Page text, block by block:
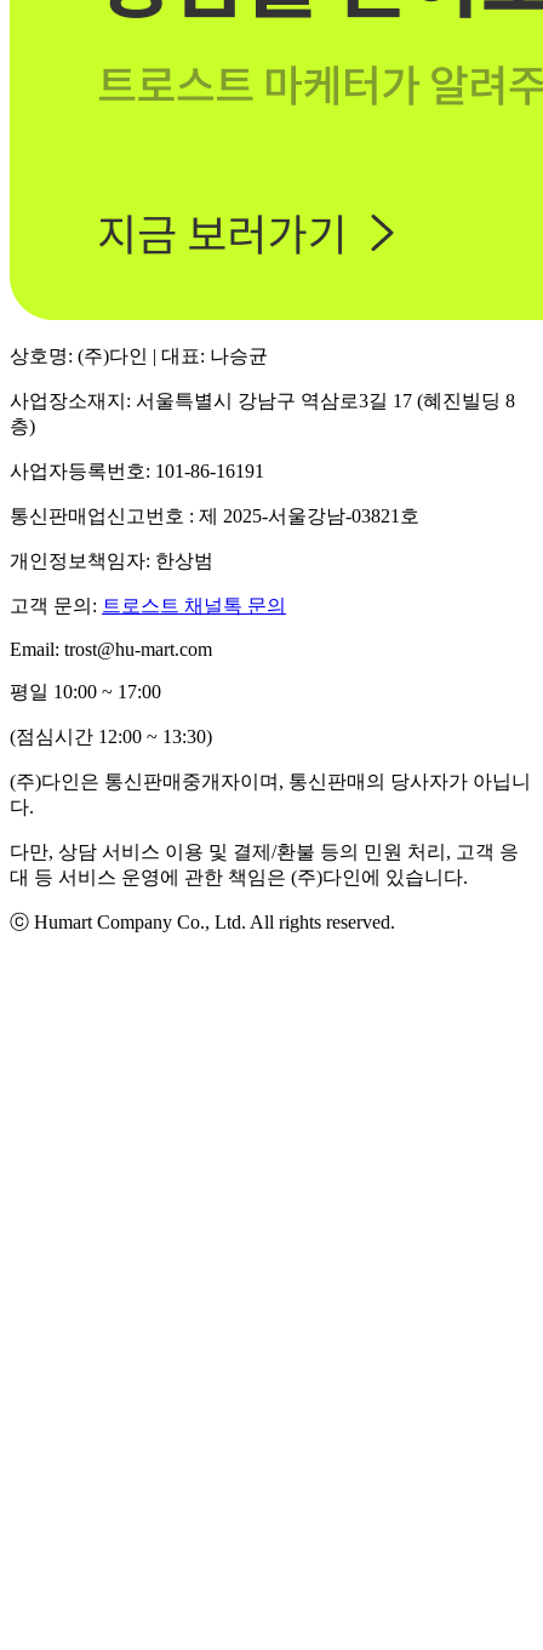
상호명: (주)다인 | 대표: 나승균
사업장소재지: 서울특별시 강남구 역삼로3길 17 (혜진빌딩 8
층)
사업자등록번호: 101-86-16191
통신판매업신고번호 : 제 2025-서울강남-03821호
개인정보책임자: 한상범
고객 문의: 트로스트 채널톡 문의
Email: trost@hu-mart.com
평일 10:00 ~ 17:00
(점심시간 12:00 ~ 13:30)
(주)다인은 통신판매중개자이며, 통신판매의 당사자가 아닙니
다.
다만, 상담 서비스 이용 및 결제/환불 등의 민원 처리, 고객 응
대 등 서비스 운영에 관한 책임은 (주)다인에 있습니다.
ⓒ Humart Company Co., Ltd. All rights reserved.